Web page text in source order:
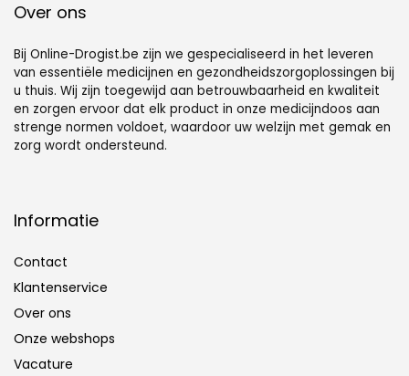
Over ons
Bij Online-Drogist.be zijn we gespecialiseerd in het leveren
van essentiële medicijnen en gezondheidszorgoplossingen bij
u thuis. Wij zijn toegewijd aan betrouwbaarheid en kwaliteit
en zorgen ervoor dat elk product in onze medicijndoos aan
strenge normen voldoet, waardoor uw welzijn met gemak en
zorg wordt ondersteund.
Informatie
Contact
Klantenservice
Over ons
Onze webshops
Vacature